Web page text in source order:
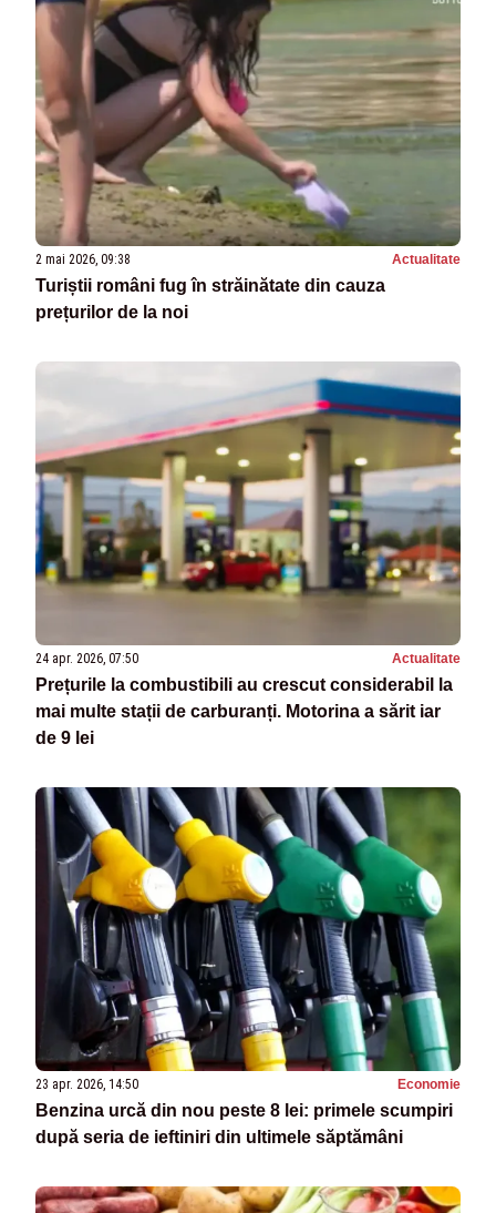
2 mai 2026, 09:38 Actualitate
Turiștii români fug în străinătate din cauza
prețurilor de la noi
24 apr. 2026, 07:50 Actualitate
Prețurile la combustibili au crescut considerabil la
mai multe stații de carburanți. Motorina a sărit iar
de 9 lei
23 apr. 2026, 14:50 Economie
Benzina urcă din nou peste 8 lei: primele scumpiri
după seria de ieftiniri din ultimele săptămâni